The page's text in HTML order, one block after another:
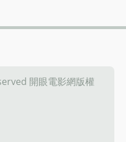
開眼電影網版權